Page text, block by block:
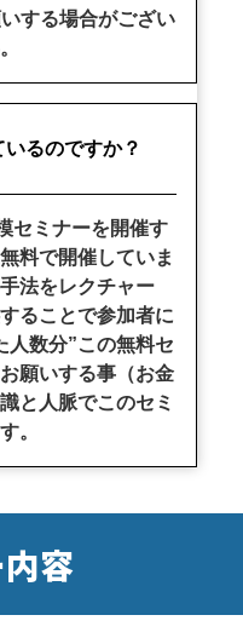
する場合がござい
るのですか？
セミナーを開催す
料で開催していま
法をレクチャー
ることで参加者に
人数分”この無料セ
願いする事（お金
と人脈でこのセミ
。
容